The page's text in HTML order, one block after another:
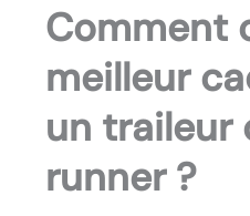
Comment
meilleur
un traileur
runner ?